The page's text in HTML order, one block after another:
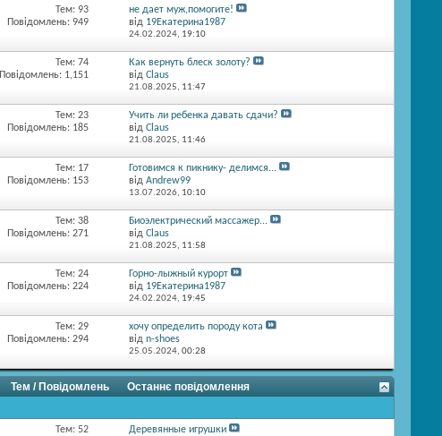
Тем: 93
Повідомлень: 949
не дает муж,помогите!
від 19Екатерина1987
24.02.2024, 19:10
Тем: 74
Повідомлень: 1,151
Как вернуть блеск золоту?
від Claus
21.08.2025, 11:47
Тем: 23
Повідомлень: 185
Учить ли ребенка давать сдачи?
від Claus
21.08.2025, 11:46
Тем: 17
Повідомлень: 153
Готовимся к пикнику- делимся...
від Andrew99
13.07.2026, 10:10
Тем: 38
Повідомлень: 271
Биоэлектрический массажер...
від Claus
21.08.2025, 11:58
Тем: 24
Повідомлень: 224
Горно-лыжный курорт
від 19Екатерина1987
24.02.2024, 19:45
Тем: 29
Повідомлень: 294
хочу определить породу кота
від n-shoes
25.05.2024, 00:28
Тем / Повідомлень
Останнє повідомлення
Тем: 52
Деревянные игрушки